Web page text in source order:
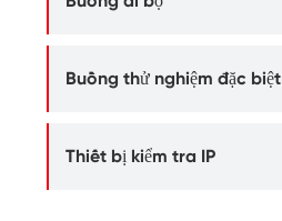
Buồng thử nghiệm đặc biệt
Thiết bị kiểm tra IP